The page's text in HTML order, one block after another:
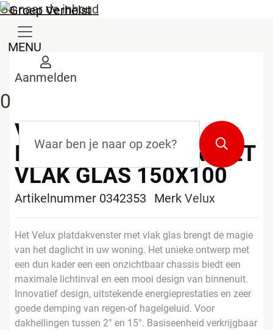
Ga naar de inhoud
MENU
Aanmelden
0
Zoekterm
Zoeken
VELUX
PLATDAKVENSTER MET
VLAK GLAS 150X100
Artikelnummer 0342353 Merk Velux
Het Velux platdakvenster met vlak glas brengt de magie
van het daglicht in uw woning. Het unieke ontwerp met
een dun kader een een onzichtbaar chassis biedt een
maximale lichtinval en een mooi design van binnenuit.
Innovatief design, uitstekende energieprestaties en zeer
goede demping van regen-of hagelgeluid. Voor
dakhellingen tussen 2° en 15°. Basiseenheid verkrijgbaar